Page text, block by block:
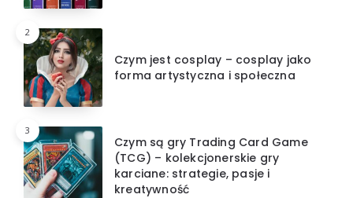
2
Czym jest cosplay – cosplay jako
forma artystyczna i społeczna
3
Czym są gry Trading Card Game
(TCG) – kolekcjonerskie gry
karciane: strategie, pasje i
kreatywność